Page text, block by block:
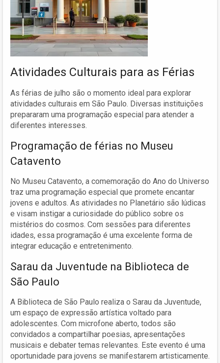
Atividades Culturais para as Férias
As férias de julho são o momento ideal para explorar
atividades culturais em São Paulo. Diversas instituições
prepararam uma programação especial para atender a
diferentes interesses.
Programação de férias no Museu
Catavento
No Museu Catavento, a comemoração do Ano do Universo
traz uma programação especial que promete encantar
jovens e adultos. As atividades no Planetário são lúdicas
e visam instigar a curiosidade do público sobre os
mistérios do cosmos. Com sessões para diferentes
idades, essa programação é uma excelente forma de
integrar educação e entretenimento.
Sarau da Juventude na Biblioteca de
São Paulo
A Biblioteca de São Paulo realiza o Sarau da Juventude,
um espaço de expressão artística voltado para
adolescentes. Com microfone aberto, todos são
convidados a compartilhar poesias, apresentações
musicais e debater temas relevantes. Este evento é uma
oportunidade para jovens se manifestarem artisticamente.